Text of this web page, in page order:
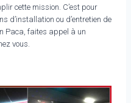
cette mission. C’est pour
d’installation ou d’entretien de
Paca, faites appel à un
vous.